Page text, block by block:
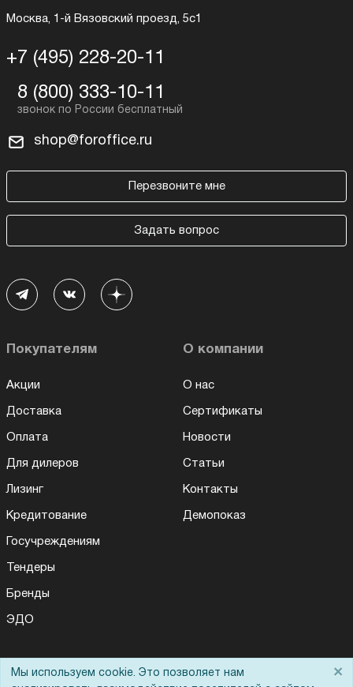
Москва, 1-й Вязовский проезд, 5с1
+7 (495) 228-20-11
8 (800) 333-10-11
shop@foroffice.ru
Перезвоните мне
Задать вопрос
Покупателям
Акции
Доставка
Оплата
Для дилеров
Лизинг
Кредитование
Госучреждениям
Тендеры
Бренды
ЭДО
О компании
О нас
Сертификаты
Новости
Статьи
Контакты
Демопоказ
Помощь
Мы используем cookie. Это позволяет нам
×